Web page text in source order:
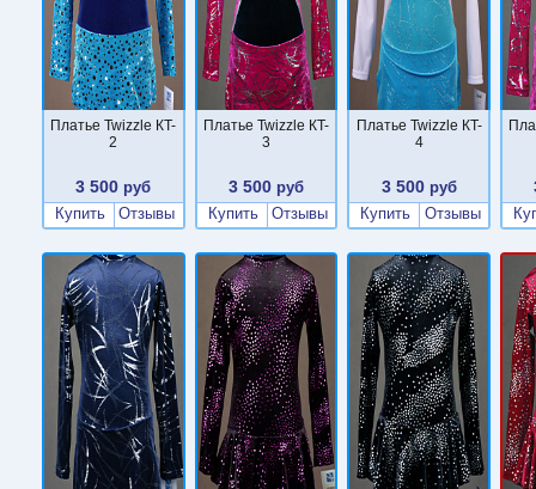
Платье Twizzle КT-
2
3 500 руб
Купить
Отзывы
Платье Twizzle КT-
3
3 500 руб
Купить
Отзывы
Платье Twizzle КT-
4
3 500руб
Купить
Отзывы